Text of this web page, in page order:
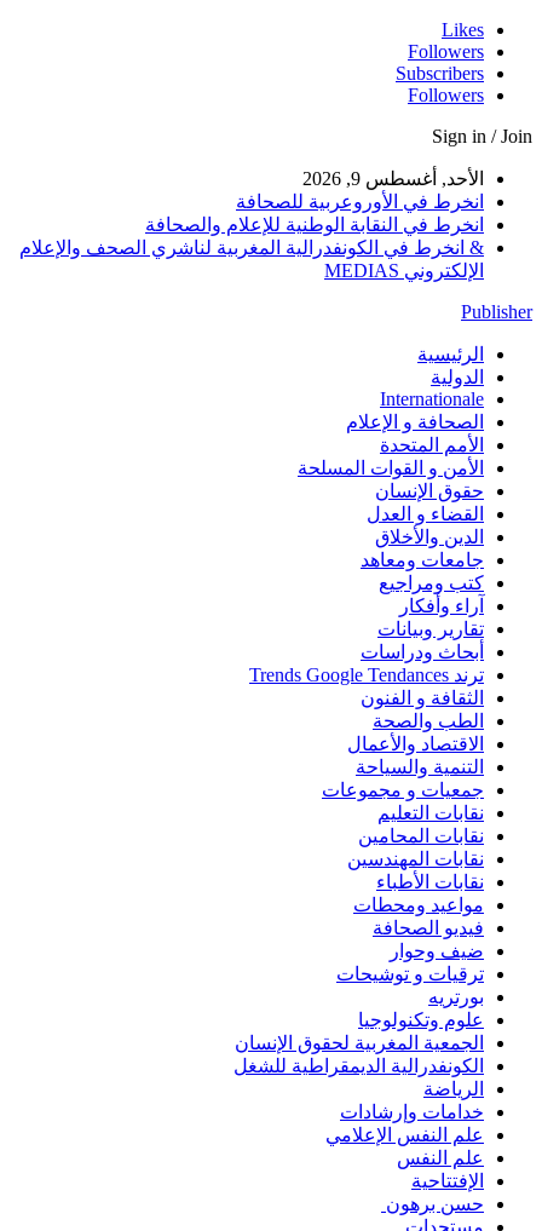
Likes
Followers
Subscribers
Followers
Sign in / Join
الأحد, أغسطس 9, 2026
انخرط في الأوروعربية للصحافة
انخرط في النقابة الوطنية للإعلام والصحافة
& انخرط في الكونفدرالية المغربية لناشري الصحف والإعلام
الإلكتروني MEDIAS
Publisher
الرئيسية
الدولية
Internationale
الصحافة و الإعلام
الأمم المتحدة
الأمن و القوات المسلحة
حقوق الإنسان
القضاء و العدل
الدين والأخلاق
جامعات ومعاهد
كتب ومراجيع
آراء وأفكار
تقارير وبيانات
أبحاث ودراسات
ترند Trends Google Tendances
الثقافة و الفنون
الطب والصحة
الاقتصاد والأعمال
التنمية والسياحة
جمعيات و مجموعات
نقابات التعليم
نقابات المحامين
نقابات المهندسين
نقابات الأطباء
مواعيد ومحطات
فيديو الصحافة
ضيف وحوار
ترقيات و توشيحات
بورتريه
علوم وتكنولوجيا
الجمعية المغربية لحقوق الإنسان
الكونفدرالية الديمقراطية للشغل
الرياضة
خدامات وإرشادات
علم النفس الإعلامي
علم النفس
الإفتتاحية
حسن برهون
مستجدات